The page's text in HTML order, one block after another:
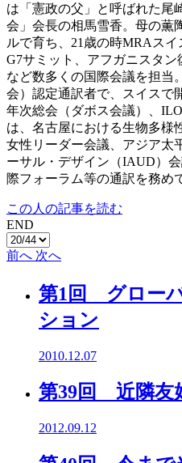
は「憲政の父」と呼ばれた尾
会」会長の相馬雪香。母の薫
ルで育ち、21歳の時MRAスイ
G7サミット、アフガニスタ
など数多くの国際会議を担当
会）認定通訳者で、スイスで
年次総会（ダボス会議）、
は、名古屋における生物多様
女性リーダー会議、アジア太
ーサル・デザイン（IAUD）
際フォーラム等の通訳を務め
この人の記事を読む
END
前へ 次へ
第1回 グロー
ション
2010.12.07
第39回 近隣友
2012.09.12